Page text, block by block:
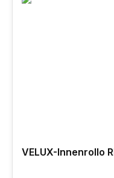
VELUX-Innenrollo